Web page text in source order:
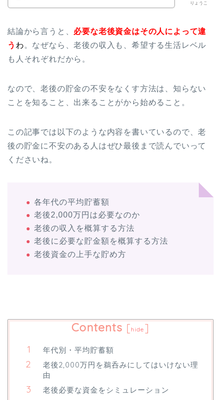
りょうこ
結論から言うと、 必要な老後資金はその人によって違
う わ 。なぜなら、老後の収入も、希望する生活レベル
も人それぞれだから。
なので、老後の貯金の不安をなくす方法は、知らない
ことを知ること、出来ることがから始めること。
この記事では以下のような内容を書いているので、老
後の貯金に不安のある人はぜひ最後まで読んでいって
くださいね。
各年代の平均貯蓄額
老後2,000万円は必要なのか
老後の収入を概算する方法
老後に必要な貯金額を概算する方法
老後資金の上手な貯め方
Contents [hide ]
年代別・平均貯蓄額
老後2,000万円を鵜呑みにしてはいけない理
由
老後必要な資金をシミュレーション